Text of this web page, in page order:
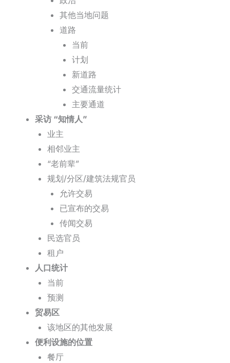
其他当地问题
道路
当前
计划
新道路
交通流量统计
主要通道
采访 “知情人”
业主
相邻业主
“老前辈”
规划/分区/建筑法规官员
允许交易
已宣布的交易
传闻交易
民选官员
租户
人口统计
当前
预测
贸易区
该地区的其他发展
便利设施的位置
餐厅